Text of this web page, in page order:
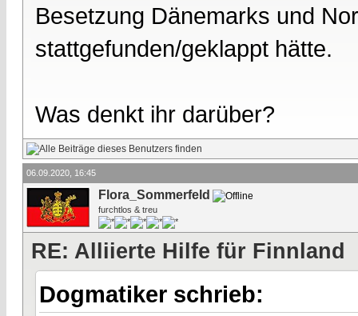
Besetzung Dänemarks und
stattgefunden/geklappt hätte.
Was denkt ihr darüber?
06.09.2020, 16:45
Flora_Sommerfeld
furchtlos & treu
RE: Alliierte Hilfe für Finnland
Dogmatiker schrieb: